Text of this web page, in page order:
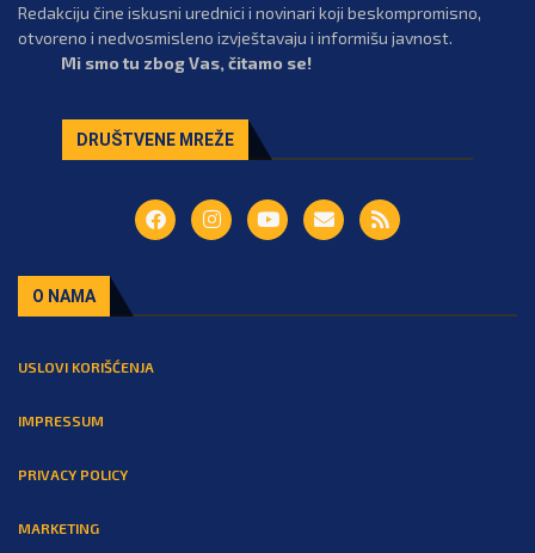
Redakciju čine iskusni urednici i novinari koji beskompromisno,
otvoreno i nedvosmisleno izvještavaju i informišu javnost.
Mi smo tu zbog Vas, čitamo se!
DRUŠTVENE MREŽE
O NAMA
USLOVI KORIŠĆENJA
IMPRESSUM
PRIVACY POLICY
MARKETING